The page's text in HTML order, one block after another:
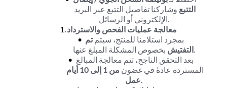
التتبع
الإلكتروني أو الرسائل.
معالجة عمليات الفحص والاسترداد
بمجرد استلامنا للمنتج، سيتم
التفتيش بخصوص المشكلة المبلغ عنها.
المستردة عادةً في غضون
عمل.